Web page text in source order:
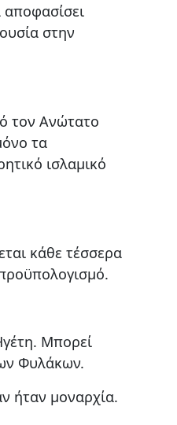
στην
τον Ανώτατο
τα
ισλαμικό
κάθε τέσσερα
Μπορεί
Φυλάκων.
ήταν μοναρχία.